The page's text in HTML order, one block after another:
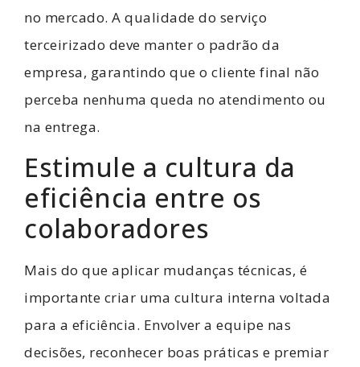
no mercado. A qualidade do serviço
terceirizado deve manter o padrão da
empresa, garantindo que o cliente final não
perceba nenhuma queda no atendimento ou
na entrega.
Estimule a cultura da
eficiência entre os
colaboradores
Mais do que aplicar mudanças técnicas, é
importante criar uma cultura interna voltada
para a eficiência. Envolver a equipe nas
decisões, reconhecer boas práticas e premiar